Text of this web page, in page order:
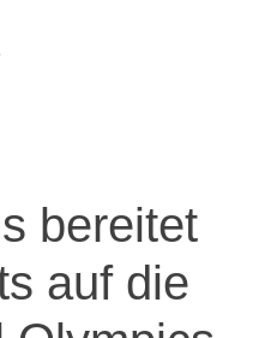
bereitet
auf die